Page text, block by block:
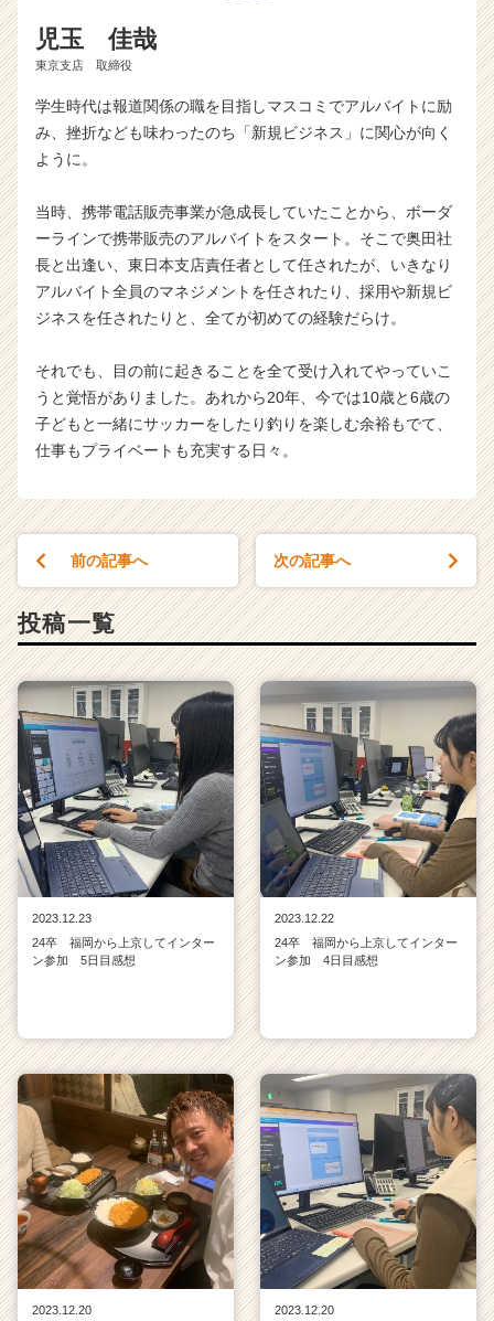
e
e
児玉 佳哉
東京支店 取締役
学生時代は報道関係の職を目指しマスコミでアルバイトに励
み、挫折なども味わったのち「新規ビジネス」に関心が向く
ように。
当時、携帯電話販売事業が急成長していたことから、ボーダ
ーラインで携帯販売のアルバイトをスタート。そこで奥田社
長と出逢い、東日本支店責任者として任されたが、いきなり
アルバイト全員のマネジメントを任されたり、採用や新規ビ
ジネスを任されたりと、全てが初めての経験だらけ。
それでも、目の前に起きることを全て受け入れてやっていこ
うと覚悟がありました。あれから20年、今では10歳と6歳の
子どもと一緒にサッカーをしたり釣りを楽しむ余裕もでて、
仕事もプライベートも充実する日々。
前の記事へ 次の記事へ
投稿一覧
2023.12.23
24卒 福岡から上京してインター
ン参加 5日目感想
2023.12.22
24卒 福岡から上京してインター
ン参加 4日目感想
2023.12.20 2023.12.20